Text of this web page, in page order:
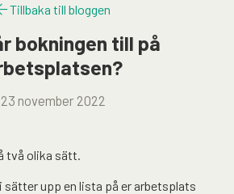
Tillbaka till bloggen
bokningen till på
23 november 2022
två olika sätt.
upp en lista på er arbetsplats